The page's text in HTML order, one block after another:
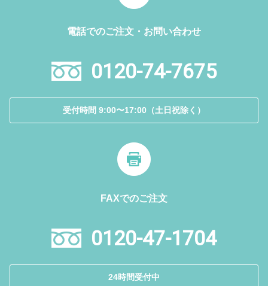
電話でのご注文・お問い合わせ
0120-74-7675
受付時間 9:00〜17:00（土日祝除く）
FAXでのご注文
0120-47-1704
24時間受付中